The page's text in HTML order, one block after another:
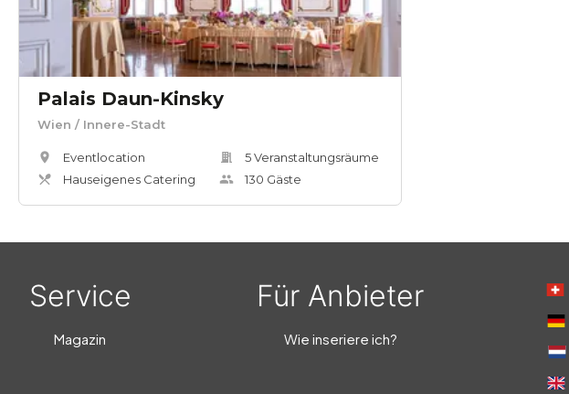
Palais Daun-Kinsky
Wien / Innere-Stadt
Eventlocation
Hauseigenes Catering
5Veranstaltungsräume
130 Gäste
Service
Magazin
Für Anbieter
Wie inseriere ich?